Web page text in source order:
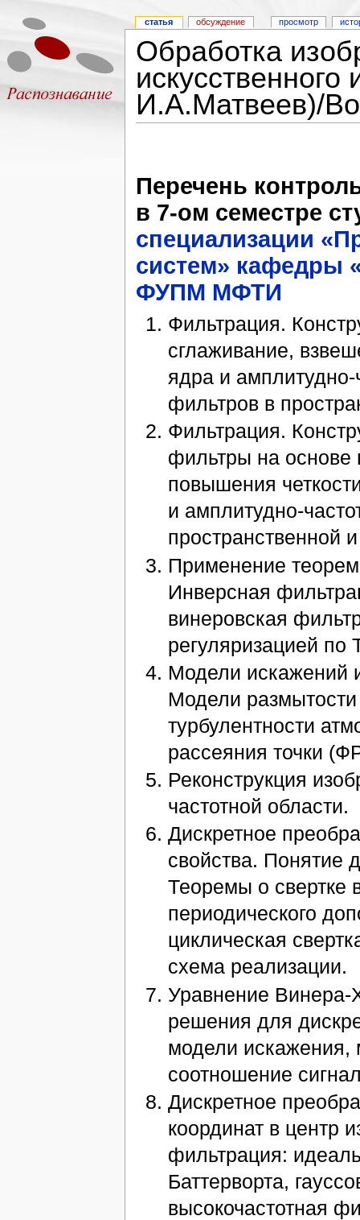
Обработка
искусственного
И.А.Матвеев)/
Перечень
в 7-ом семестре
специализации
систем» кафедры
ФУПМ МФТИ
Фильтрация.
сглаживание,
ядра и амплитудно-
фильтров в
Фильтрация.
фильтры на основе
повышения
и амплитудно-
пространственной
Применение
Инверсная
винеровская
регуляризацией по
Модели искажений
Модели
турбулентности
рассеяния точки
Реконструкция
частотной области.
Дискретное
свойства. Понятие
Теоремы о свертке
периодического
циклическая
схема реализации.
Уравнение
решения для
модели
соотношение
Дискретное
координат в центр
фильтрация:
Баттерворта,
высокочастотная
статья обсуждение просмотр